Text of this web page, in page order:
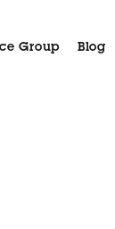
Group Blog